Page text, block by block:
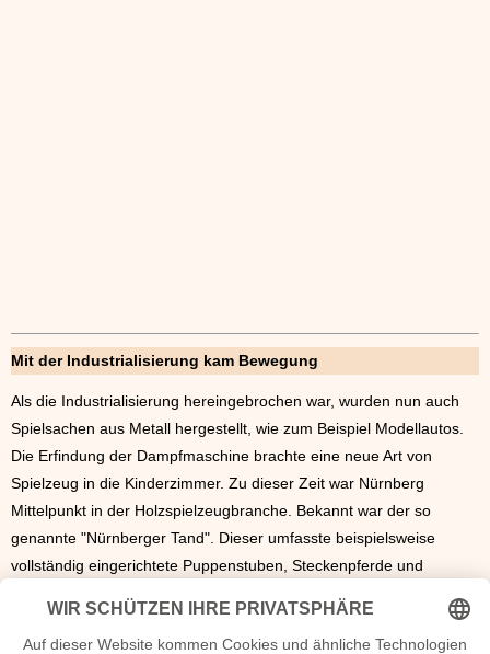
Mit der Industrialisierung kam Bewegung
Als die Industrialisierung hereingebrochen war, wurden nun auch
Spielsachen aus Metall hergestellt, wie zum Beispiel Modellautos.
Die Erfindung der Dampfmaschine brachte eine neue Art von
Spielzeug in die Kinderzimmer. Zu dieser Zeit war Nürnberg
Mittelpunkt in der Holzspielzeugbranche. Bekannt war der so
genannte "Nürnberger Tand". Dieser umfasste beispielsweise
vollständig eingerichtete Puppenstuben, Steckenpferde und
Spielzeugmarken wie LEGO oder Playmobil, sowie die allseits
bekannten Überraschungsei-Figuren.